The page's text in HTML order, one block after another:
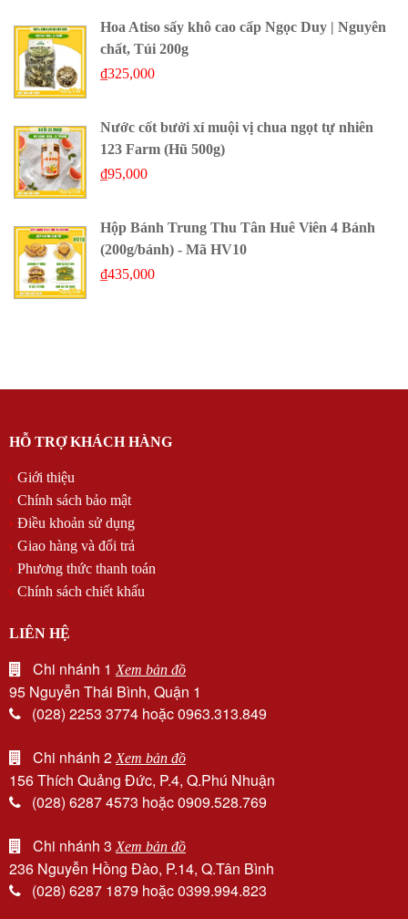
Hoa Atiso sấy khô cao cấp Ngọc Duy | Nguyên
chất, Túi 200g
₫325,000
Nước cốt bưởi xí muội vị chua ngọt tự nhiên
123 Farm (Hũ 500g)
₫95,000
Hộp Bánh Trung Thu Tân Huê Viên 4 Bánh
(200g/bánh) - Mã HV10
₫435,000
HỖ TRỢ KHÁCH HÀNG
Giới thiệu
Chính sách bảo mật
Điều khoản sử dụng
Giao hàng và đổi trả
Phương thức thanh toán
Chính sách chiết khấu
LIÊN HỆ
Chi nhánh 1Xem bản đồ
95 Nguyễn Thái Bình, Quận 1
(028) 2253 3774 hoặc 0963.313.849
Chi nhánh 2Xem bản đồ
156 Thích Quảng Đức, P.4, Q.Phú Nhuận
(028) 6287 4573 hoặc 0909.528.769
Chi nhánh 3Xem bản đồ
236 Nguyễn Hồng Đào, P.14, Q.Tân Bình
(028) 6287 1879 hoặc 0399.994.823